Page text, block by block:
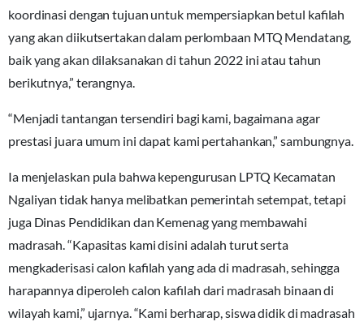
koordinasi dengan tujuan untuk mempersiapkan betul kafilah
yang akan diikutsertakan dalam perlombaan MTQ Mendatang,
baik yang akan dilaksanakan di tahun 2022 ini atau tahun
berikutnya,” terangnya.
“Menjadi tantangan tersendiri bagi kami, bagaimana agar
prestasi juara umum ini dapat kami pertahankan,” sambungnya.
Ia menjelaskan pula bahwa kepengurusan LPTQ Kecamatan
Ngaliyan tidak hanya melibatkan pemerintah setempat, tetapi
juga Dinas Pendidikan dan Kemenag yang membawahi
madrasah. “Kapasitas kami disini adalah turut serta
mengkaderisasi calon kafilah yang ada di madrasah, sehingga
harapannya diperoleh calon kafilah dari madrasah binaan di
wilayah kami,” ujarnya. “Kami berharap, siswa didik di madrasah